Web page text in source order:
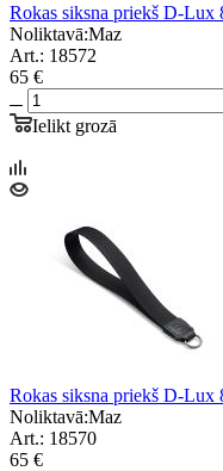
Rokas siksna priekš D-Lux
Noliktavā:Maz
Art.: 18572
65 €
Ielikt grozā
Rokas siksna priekš D-Lux
Noliktavā:Maz
Art.: 18570
65 €